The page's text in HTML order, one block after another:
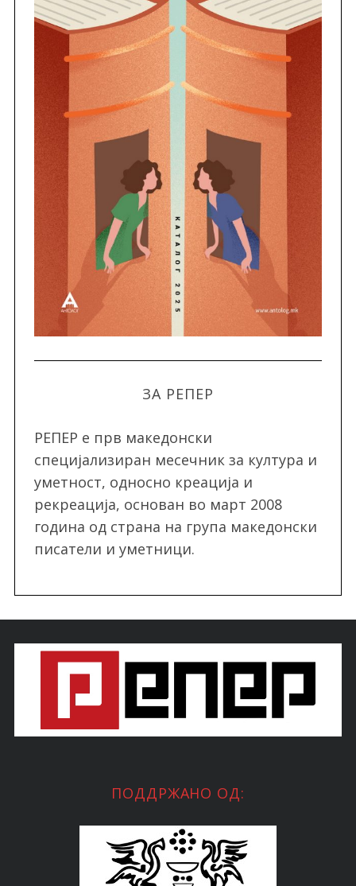
ЗА РЕПЕР
РЕПЕР e прв македонски
специјализиран месечник за култура и
уметност, односно креација и
рекреација, oснован во март 2008
година од страна на група македонски
писатели и уметници.
ПОДДРЖАНО ОД: